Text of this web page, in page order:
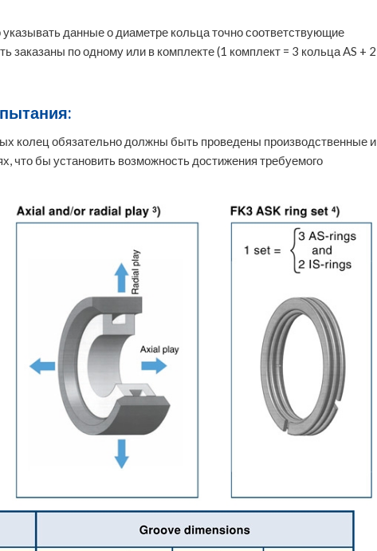
данные о диаметре кольца точно соответствующие
по одному или в комплекте (1 комплект = 3 кольца AS + 2
колец обязательно должны быть проведены производственные и
что бы установить возможность достижения требуемого